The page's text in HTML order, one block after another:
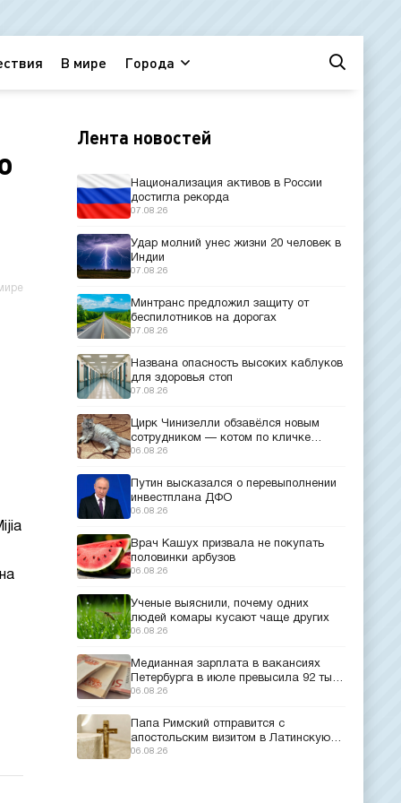
В мире Города
Лента новостей
Национализация активов в России
достигла рекорда
07.08.26
Удар молний унес жизни 20 человек в
Индии
07.08.26
Минтранс предложил защиту от
беспилотников на дорогах
07.08.26
Названа опасность высоких каблуков
для здоровья стоп
07.08.26
Цирк Чинизелли обзавёлся новым
сотрудником — котом по кличке
Манеж из Эрмитажа
06.08.26
Путин высказался о перевыполнении
инвестплана ДФО
06.08.26
Врач Кашух призвала не покупать
половинки арбузов
06.08.26
Ученые выяснили, почему одних
людей комары кусают чаще других
06.08.26
Медианная зарплата в вакансиях
Петербурга в июле превысила 92 тыс.
рублей
06.08.26
Папа Римский отправится с
апостольским визитом в Латинскую
Америку
06.08.26